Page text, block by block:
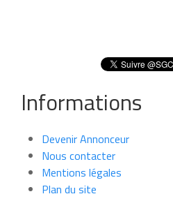
Informations
Devenir Annonceur
Nous contacter
Mentions légales
Plan du site